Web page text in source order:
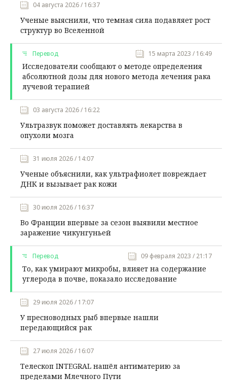
04 августа 2026 / 16:37
Ученые выяснили, что темная сила подавляет рост
структур во Вселенной
Перевод 15 марта 2023 / 16:49
Исследователи сообщают о методе определения
абсолютной дозы для нового метода лечения рака
лучевой терапией
03 августа 2026 / 16:22
Ультразвук поможет доставлять лекарства в
опухоли мозга
31 июля 2026 / 14:07
Ученые объяснили, как ультрафиолет повреждает
ДНК и вызывает рак кожи
30 июля 2026 / 16:37
Во Франции впервые за сезон выявили местное
заражение чикунгуньей
Перевод 09 февраля 2023 / 21:17
То, как умирают микробы, влияет на содержание
углерода в почве, показало исследование
29 июля 2026 / 17:07
У пресноводных рыб впервые нашли
передающийся рак
27 июля 2026 / 16:07
Телескоп INTEGRAL нашёл антиматерию за
пределами Млечного Пути